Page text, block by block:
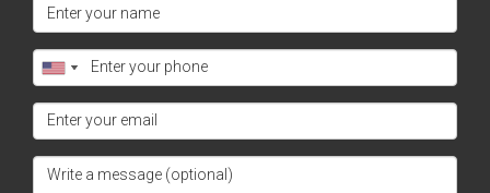
¿Cuáles son las áreas más asequibles para
vivir en Miami?
Las áreas como Little Havana y Allapattah suelen ofrecer
precios más accesibles en comparación con zonas más
populares como Brickell o Wynwood.